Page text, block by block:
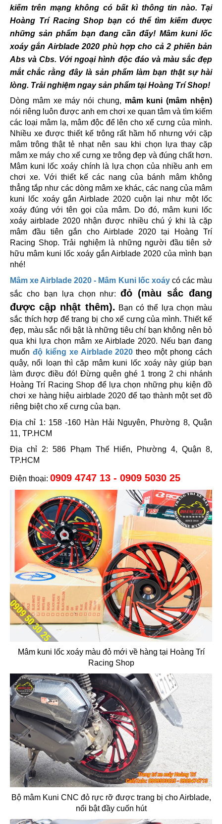
kiếm trên mạng không có bất kì thông tin nào. Tại
Hoàng Trí Racing Shop bạn có thể tìm kiếm được
những sản phẩm bạn đang cần đấy! Mâm kuni lốc
xoáy gắn Airblade 2020 phù hợp cho cả 2 phiên bản
Abs và Cbs. Với ngoại hình độc đáo và màu sắc đẹp
mắt chắc rằng đây là sản phẩm làm bạn thật sự hài
lòng. Trải nghiệm ngay sản phẩm tại Hoàng Trí Shop!
Dòng mâm xe máy nói chung, mâm kuni (mâm nhện)
nói riêng luôn được anh em chơi xe quan tâm và tìm kiếm
các loại mâm lạ, mâm độc để lên cho xế cưng của mình.
Nhiều xe được thiết kế trông rất hầm hố nhưng với cặp
mâm trông thật tẻ nhạt nên sau khi chọn lựa thay cặp
mâm xe máy cho xế cưng xe trông đẹp và đúng chất hơn.
Mâm kuni lốc xoáy chính là lựa chọn của nhiều anh em
chơi xe. Với thiết kế các nang của bánh mâm không
thẳng tắp như các dòng mâm xe khác, các nang của mâm
kuni lốc xoáy gắn Airblade 2020 cuộn lại như một lốc
xoáy đúng với tên gọi của mâm. Do đó, mâm kuni lốc
xoáy airblade 2020 nhận được nhiều chú ý khi là cặp
mâm đầu tiên gắn cho Airblade 2020 tại Hoàng Trí
Racing Shop. Trải nghiệm là những người đầu tiên sở
hữu mâm kuni lốc xoáy gắn Airblade 2020 của mình bạn
nhé!
Mâm xe Airblade 2020 - Mâm Kuni lốc xoáy có các màu
sắc cho bạn lựa chọn như:đỏ (màu sắc đang
được cập nhật thêm). Bạn có thể lựa chọn màu
sắc thích hợp để trang bị cho xế cưng của mình. Thiết kế
đẹp, màu sắc nổi bật là những tiêu chí bạn không nên bỏ
qua khi lựa chọn mâm xe Airblade 2020. Nếu bạn đang
muốn độ kiểng xe Airblade 2020 theo một phong cách
quậy, nổi loạn thì cặp mâm kuni lốc xoáy này giúp bạn
làm được điều đó! Đừng quên ghé 1 trong 2 chi nhánh
Hoàng Trí Racing Shop để lựa chọn những phụ kiện đồ
chơi xe hàng hiệu airblade 2020 để tạo thành một set đồ
riêng biệt cho xế cưng của bạn.
Địa chỉ 1: 158 -160 Hàn Hải Nguyên, Phường 8, Quận
11, TP.HCM
Địa chỉ 2: 586 Phạm Thế Hiển, Phường 4, Quận 8,
TP.HCM
Điện thoại: 0909 4747 13 - 0909 5030 25
Mâm kuni lốc xoáy màu đỏ mới về hàng tại Hoàng Trí
Racing Shop
Bộ mâm Kuni CNC đỏ rực rỡ được trang bị cho Airblade,
nổi bật đầy cuốn hút